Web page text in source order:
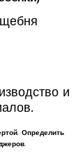
и
Определить